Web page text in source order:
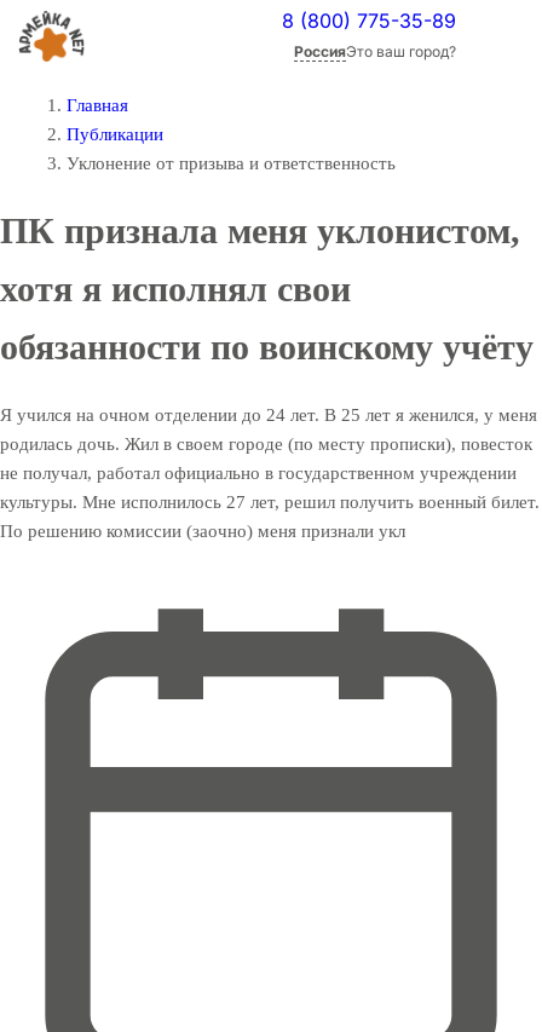
8 (800) 775-35-89
РоссияЭто ваш город?
Главная
Публикации
Уклонение от призыва и ответственность
ПК признала меня уклонистом,
хотя я исполнял свои
обязанности по воинскому учёту
Я учился на очном отделении до 24 лет. В 25 лет я женился, у меня
родилась дочь. Жил в своем городе (по месту прописки), повесток
не получал, работал официально в государственном учреждении
культуры. Мне исполнилось 27 лет, решил получить военный билет.
По решению комиссии (заочно) меня признали укл